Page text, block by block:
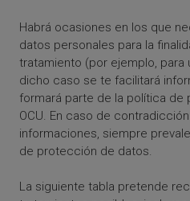
Habrá ocasiones en los que
datos personales para la
tratamiento (por ejemplo, para
dicho caso se te facilitará
formará parte de la política
OCU. En caso de
informaciones, siempre
de protección de datos.
La siguiente tabla pretende